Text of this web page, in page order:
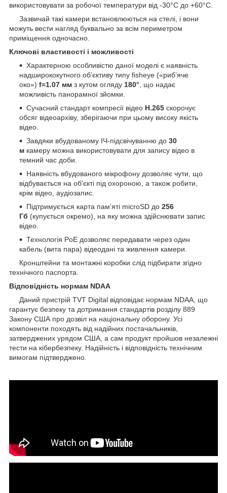
використовувати за робочої температури від -30°C до +60°C.
Зазвичай такі камери встановлюються на стелі, і вони
можуть вести нагляд буквально за всім периметром
приміщення одночасно.
Ключові властивості і можливості
Характерною особливістю даної моделі є наявність
надширококутного об’єктиву типу fisheye («риб’яче
око») f=1.07 мм з кутом огляду 180° , що надає
можливість панорамної зйомки.
Сучасний стандарт компресії відео H.265 скорочує
обсяг відеоархіву, зберігаючи при цьому високу якість
відео.
Завдяки вбудованому ІЧ-підсвічуванню до 30
м камеру можна використовувати для запису відео в
темний час доби.
Наявність вбудованого мікрофону дозволяє чути, що
відбувається на об'єкті під охороною, а також робити,
крім відео, аудіозапис.
Підтримується карта пам’яті microSD до 256
Гб (купується окремо), на яку можна здійснювати запис
відео.
Технологія PoE дозволяє передавати через один
кабель (вита пара) відеодані та живлення камери.
Кронштейни та монтажні коробки слід підбирати згідно
технічного паспорта.
Відповідність нормам NDAA
Даний пристрій TVT Digital відповідає нормам NDAA, що
гарантує безпеку та дотримання стандартів розділу 889
Закону США про дозвіл на національну оборону. Усі
компоненти походять від надійних постачальників,
затверджених урядом США, а сам продукт пройшов незалежні
тести на кібербезпеку. Надійність і відповідність технічним
вимогам підтверджено.